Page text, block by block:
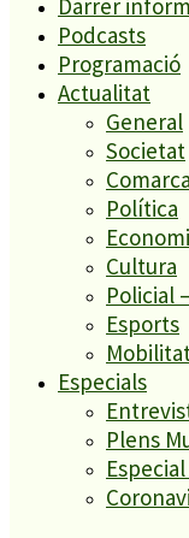
Darrer
Podcasts
Programació
Actualitat
General
Societat
Política
Cultura
Policial
Esports
Especials
Plens
per comprovar
necessita la
que l’equip de
responsabilitat als
L’alcalde de
passat ple de
plantejava en un
persones, xifra
paulativament
Osorio demana
fer demagògia i
l’ocupació de la
en campanya
molts menys
robotitzada.